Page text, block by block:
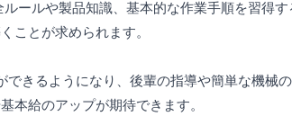
ールや製品知識、基本的な作業手順を習得す
ことが求められます。
きるようになり、後輩の指導や簡単な機械
本給のアップが期待できます。